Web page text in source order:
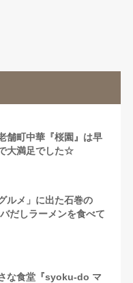
舗町中華『桜園』は早
大満足でした☆
ルメ」に出た石巻の
だしラーメンを食べて
な食堂『syoku-do マ